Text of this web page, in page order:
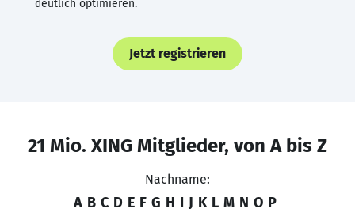
deutlich optimieren.
Jetzt registrieren
21 Mio. XING Mitglieder, von A bis Z
Nachname:
A B C D E F G H I J K L M N O P